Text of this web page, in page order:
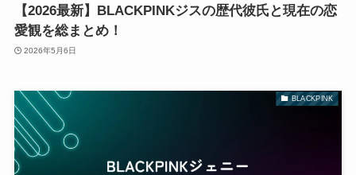
【2026最新】BLACKPINKジスの歴代彼氏と現在の恋
愛観を総まとめ！
2026年5月6日
BLACKPINK